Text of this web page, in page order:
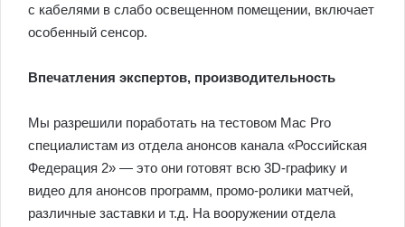
с кабелями в слабо освещенном помещении, включает
особенный сенсор.
Впечатления экспертов, производительность
Мы разрешили поработать на тестовом Mac Pro
специалистам из отдела анонсов канала «Российская
Федерация 2» — это они готовят всю 3D-графику и
видео для анонсов программ, промо-ролики матчей,
различные заставки и т.д. На вооружении отдела